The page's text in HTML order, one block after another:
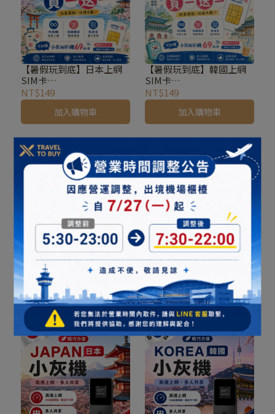
【暑假玩到底】日本上網
SIM卡
吃到飽不降速
NT$149
加入購物車
【暑假玩到底】韓國上網
SIM卡
吃到飽不降速
NT$149
加入購物車
【暑假玩到底】中港澳上
網SIM卡
吃到飽不降速
NT$169
加入購物車
【暑假玩到底】新馬泰上
網SIM卡
吃到飽不降速
NT$369
加入購物車